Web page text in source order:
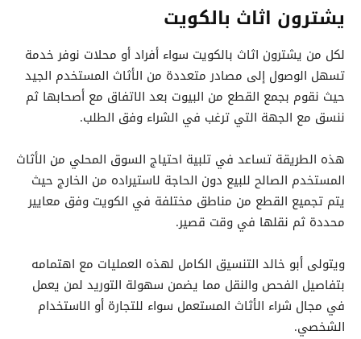
يشترون اثاث بالكويت
لكل من يشترون اثاث بالكويت سواء أفراد أو محلات نوفر خدمة
تسهل الوصول إلى مصادر متعددة من الأثاث المستخدم الجيد
حيث نقوم بجمع القطع من البيوت بعد الاتفاق مع أصحابها ثم
ننسق مع الجهة التي ترغب في الشراء وفق الطلب.
هذه الطريقة تساعد في تلبية احتياج السوق المحلي من الأثاث
المستخدم الصالح للبيع دون الحاجة لاستيراده من الخارج حيث
يتم تجميع القطع من مناطق مختلفة في الكويت وفق معايير
محددة ثم نقلها في وقت قصير.
ويتولى أبو خالد التنسيق الكامل لهذه العمليات مع اهتمامه
بتفاصيل الفحص والنقل مما يضمن سهولة التوريد لمن يعمل
في مجال شراء الأثاث المستعمل سواء للتجارة أو الاستخدام
الشخصي.